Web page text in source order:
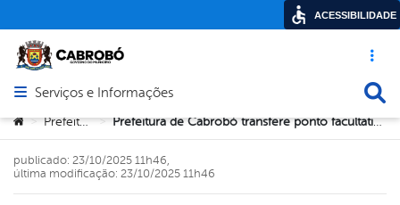
Acesso
Abrir menu principal de navegação
Serviços e Informações
Você está aqui:
> Prefeitura > Prefeitura de Cabrobó transfere ponto facultativo do Dia do Servidor Público para o dia 27 de outubro
publicado: 23/10/2025 11h46,
última modificação: 23/10/2025 11h46
ACESSIBILIDADE